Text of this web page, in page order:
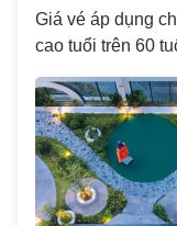
Giá vé áp dụng
cao tuổi trên 60